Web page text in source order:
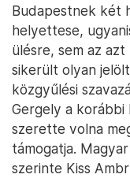
Budapestnek két
helyettese,
ülésre, sem az
sikerült olyan
közgyűlési
Gergely a korábbi
szerette volna
támogatja.
szerinte Kiss